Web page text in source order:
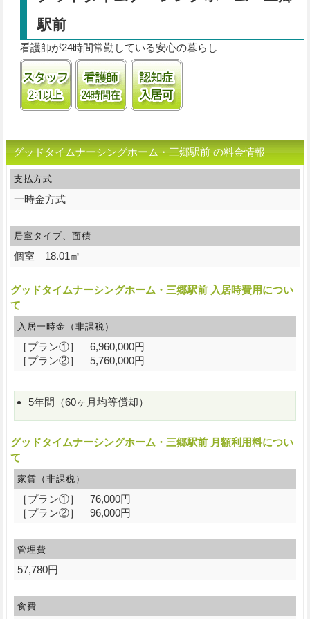
駅前
看護師が24時間常勤している安心の暮らし
2.0:1以上の手厚いスタッフ体制
看護師24時間常駐認知症受け入れ可
グッドタイムナーシングホーム・三郷駅前 の料金情報
支払方式
一時金方式
居室タイプ、面積
個室 18.01㎡
グッドタイムナーシングホーム・三郷駅前 入居時費用につい
て
入居一時金（非課税）
［プラン①］ 6,960,000円
［プラン②］ 5,760,000円
5年間（60ヶ月均等償却）
グッドタイムナーシングホーム・三郷駅前 月額利用料につい
て
家賃（非課税）
［プラン①］ 76,000円
［プラン②］ 96,000円
管理費
57,780円
食費